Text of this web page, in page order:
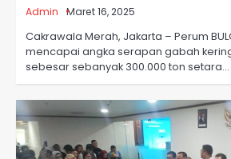
Admin Maret 16, 2025
Cakrawala Merah, Jakarta – Perum
mencapai angka serapan gabah
sebesar sebanyak 300.000 ton setara…